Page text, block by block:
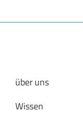
über uns
Wissen